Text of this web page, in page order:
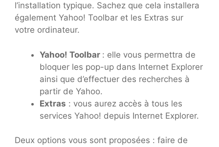
l’installation typique. Sachez que cela installera
également Yahoo! Toolbar et les Extras sur
votre ordinateur.
Yahoo! Toolbar : elle vous permettra de
bloquer les pop-up dans Internet Explorer
ainsi que d’effectuer des recherches à
partir de Yahoo.
Extras : vous aurez accès à tous les
services Yahoo! depuis Internet Explorer.
Deux options vous sont proposées : faire de